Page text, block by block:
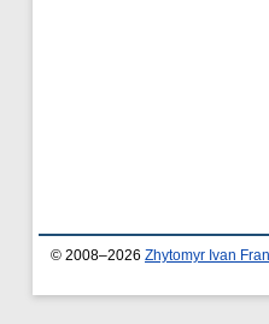
© 2008–2026 Zhytomyr Ivan